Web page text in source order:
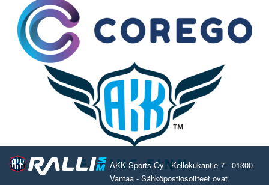
AKK Sports Oy - Kellokukantie 7 - 01300
Vantaa - Sähköpostiosoitteet ovat